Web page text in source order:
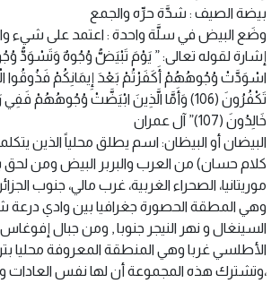
بيضة الصيف : شدَّة حرِّه والجمع
وضَع البيض في سلَّة واحدة : اعتمد على شيء
إشارة لقوله تعالى: ” يَوْمَ تَبْيَضُّ وُجُوهٌ وَتَسْوَدُّ
اسْوَدَّتْ وُجُوهُهُمْ أَكَفَرْتُمْ بَعْدَ إِيمَانِكُمْ فَذُوقُوا
تَكْفُرُونَ (106) وَأَمَّا الَّذِينَ ابْيَضَّتْ وُجُوهُهُمْ
خَالِدُونَ (107)” آل عمران
البيضان أو البيظان: اسم يطلق محلياً الذين
كلام حسان) من العرب والبربر البيض ومن
موريتانيا، الصحراء الغربية، غرب مالي، جنوب
وهي المطقة الحصورة جغرافيا بين وادي درعة
السينغال و نهر النيجر جنوبا , ومن جبال
الأطلسي غربا وهي المنطقة المعروفة محليا
،وتشترك هذه المجموعة أن لها نفس العادات و